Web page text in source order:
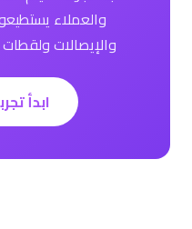
والعملاء
والإيصالات
ابدأ